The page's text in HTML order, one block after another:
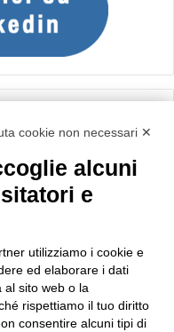
cookie non necessari ✕
alcuni
e
utilizziamo i cookie e
ed elaborare i dati
al sito web o la
rispettiamo il tuo diritto
consentire alcuni tipi di